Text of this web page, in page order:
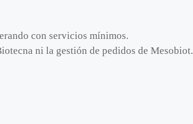
con servicios mínimos.
ni la gestión de pedidos de Mesobiot.